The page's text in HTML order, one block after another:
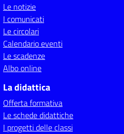
Le notizie
I comunicati
Le circolari
Calendario eventi
Le scadenze
Albo online
La didattica
Offerta formativa
Le schede didattiche
I progetti delle classi